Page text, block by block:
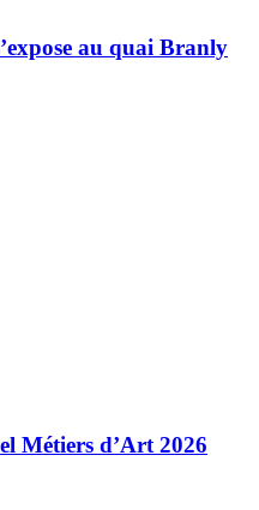
au quai Branly
Métiers d’Art 2026